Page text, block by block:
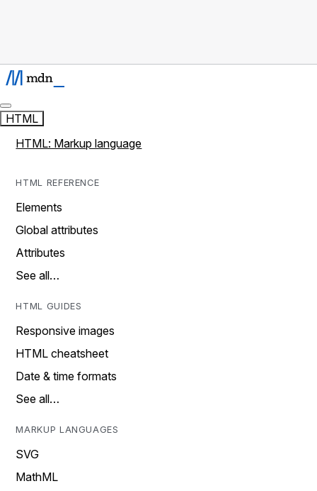
HTML
HTML: Markup language
HTML REFERENCE
Elements
Global attributes
Attributes
See all…
HTML GUIDES
Responsive images
HTML cheatsheet
Date & time formats
See all…
MARKUP LANGUAGES
SVG
MathML